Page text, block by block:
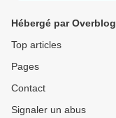
Hébergé par Overblog
Top articles
Pages
Contact
Signaler un abus